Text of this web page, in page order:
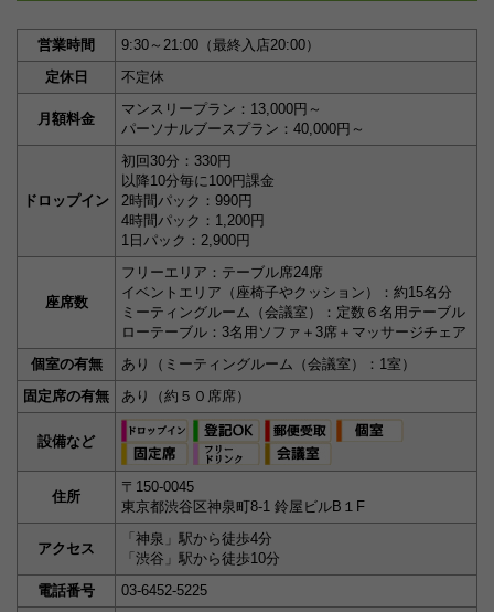
営業時間
9:30～21:00（最終入店20:00）
定休日
不定休
月額料金
マンスリープラン：13,000円～
パーソナルブースプラン：40,000円～
ドロップイン
初回30分：330円
以降10分毎に100円課金
2時間パック：990円
4時間パック：1,200円
1日パック：2,900円
座席数
フリーエリア：テーブル席24席
イベントエリア（座椅子やクッション）：約15名分
ミーティングルーム（会議室）：定数６名用テーブル
ローテーブル：3名用ソファ＋3席＋マッサージチェア
個室の有無
あり（ミーティングルーム（会議室）：1室）
固定席の有無
あり（約５０席席）
設備など
住所
〒150-0045
東京都渋谷区神泉町8-1 鈴屋ビルB１F
アクセス
「神泉」駅から徒歩4分
「渋谷」駅から徒歩10分
電話番号
03-6452-5225